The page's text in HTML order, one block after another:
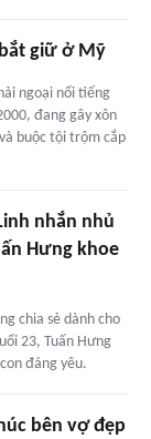
giữ ở Mỹ
ngoại nổi tiếng
đang gây xôn
buộc tội trộm cắp
nhắn nhủ
Hưng khoe
chia sẻ dành cho
23, Tuấn Hưng
đáng yêu.
bên vợ đẹp